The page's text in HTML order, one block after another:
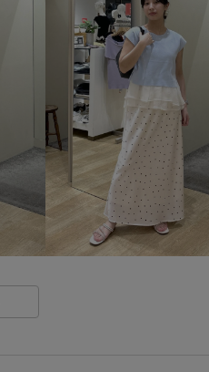
スッキリ ストラップ
タックデザイン デニムパンツ
フォーマル フロントボ
メッシュ ロングスカート ワ
二の腕が隠れる 伸縮性 低反発
取り外し可能なショルダー 合わせや
毛玉になりにくい 洗濯機で洗える
高級感